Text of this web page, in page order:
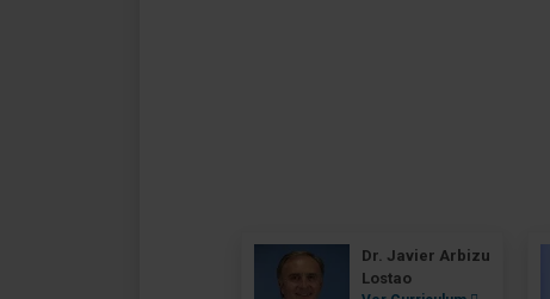
Dr. Javier Arbizu
Lostao